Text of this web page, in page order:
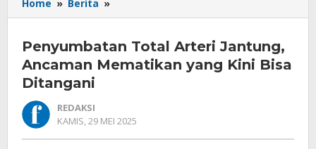
Home » Berita »
Total
Jantung,
Ancaman
Bisa
Ditangani
Penyumbatan Total Arteri Jantung,
Ancaman Mematikan yang Kini Bisa
Ditangani
REDAKSI
KAMIS, 29 MEI 2025